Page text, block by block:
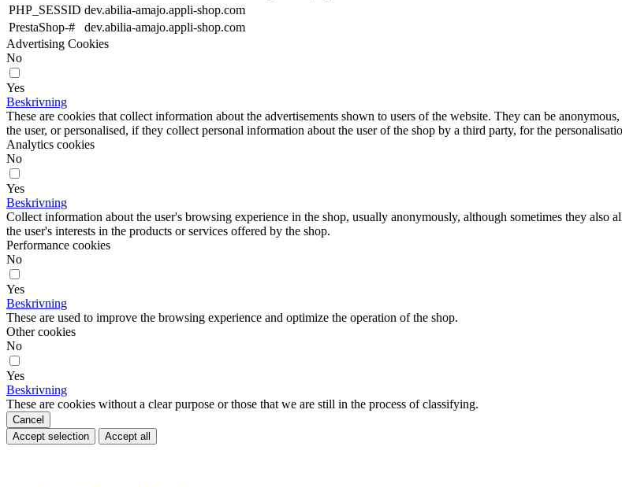
PHP_SESSID dev.abilia-amajo.appli-shop.com
PrestaShop-#
dev.abilia-amajo.appli-shop.com
Advertising Cookies
No
Yes
Beskrivning
These are cookies that collect information about the advertisements shown to users of the website. They can be
the user, or personalised, if they collect personal information about the user of the shop by a third party, for the
Analytics cookies
No
Yes
Beskrivning
Collect information about the user's browsing experience in the shop, usually anonymously, although sometimes they
the user's interests in the products or services offered by the shop.
Performance cookies
No
Yes
Beskrivning
These are used to improve the browsing experience and optimize the operation of the shop.
Other cookies
No
Yes
Beskrivning
These are cookies without a clear purpose or those that we are still in the process of classifying.
Cancel
Accept selection
Accept all